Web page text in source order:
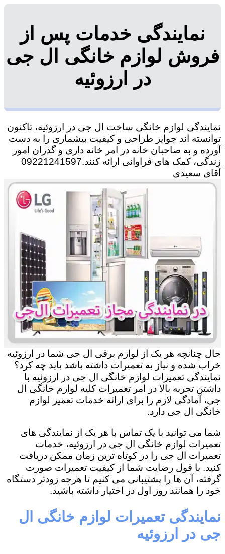
نمایندگی خدمات پس از
فروش لوازم خانگی ال جی
در ارزوئیه
نمایندگی لوازم خانگی ساخت ال جی در ارزوئیه، تاکنون
توانسته اند جوایز طراحی و کیفیت بیشماری را به دست
آورده و به صاحبان خانه در امر خانه داری و گذران امور
زندگی، کمک های فراوانی ارائه کنند.09221241597
آقای سعیدی
حال چنانچه هر یک از لوازم برقی ال جی شما در ارزوئیه
خراب شده و نیاز به تعمیرات داشته باشد باید چه کرد؟
نمایندگی تعمیرات لوازم خانگی ال جی در ارزوئیه با
داشتن تجربه بالا در امر تعمیرات کلیه لوازم خانگی ال
جی، آمادگی لازم را برای ارائه خدمات تعمیر لوازم
خانگی ال جی دارد.
شما می توانید با یک تماس با هر یک از نمایندگی های
تعمیرات لوازم خانگی ال جی در ارزوئیه، خدمات
تعمیرات ال جی را در کوتاه ترین زمان ممکن دریافت
کنید. با قول رضایت شما از کیفیت تعمیرات صورت
گرفته، آن ها را پشتیبانی می کنیم تا هرچه زودتر دستگاه
خود را همانند روز اول در اختیار داشته باشید.
نمایندگی تعمیرات لوازم خانگی ال
جی در ارزوئیه